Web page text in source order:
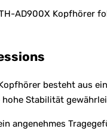
AD900X Kopfhörer
besteht aus
Stabilität
angenehmes